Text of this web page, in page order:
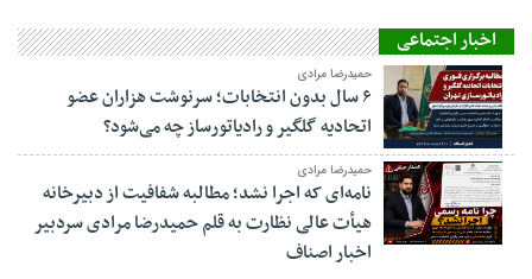
اخبار اجتماعی
حمیدرضا مرادی
۶ سال بدون انتخابات؛ سرنوشت هزاران عضو
اتحادیه گلگیر و رادیاتورساز چه می‌شود؟
حمیدرضا مرادی
نامه‌ای که اجرا نشد؛ مطالبه شفافیت از دبیرخانه
هیأت عالی نظارت به قلم حمیدرضا مرادی سردبیر
اخبار اصناف